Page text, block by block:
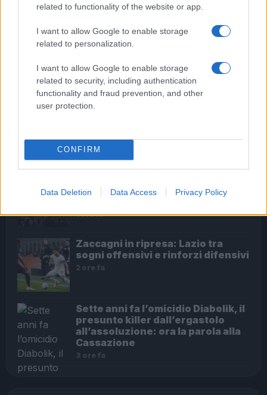
related to functionality of the website or app.
I want to allow Google to enable storage
related to personalization.
I want to allow Google to enable storage
related to security, including authentication
functionality and fraud prevention, and other
user protection.
CONFIRM
Data Deletion Data Access Privacy Policy
Sabato a Roma i funerali del marito
della ministra Roccella in forma
privata
50 minuti fa
54 minuti fa
aggressione all’uscita del Fiesta a
Roma
1 ora fa
Zaccagni in ripresa: Lazio tra
sogni offensivi e rinforzi difensivi
2 ore fa
Sette anni fa l’omicidio Diabolik, il
presunto killer dall’ergastolo
all’assoluzione: ora la parola alla
Cassazione
3 ore fa